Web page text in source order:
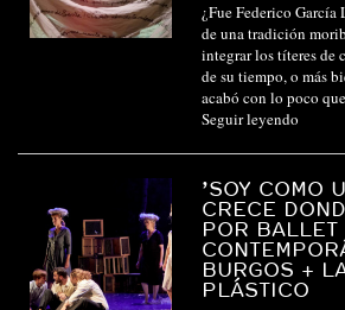
¿Fue Federico García
de una tradición
integrar los títeres de
de su tiempo, o más
acabó con lo poco
Seguir leyendo
’SOY COMO
CRECE
POR BALLET
BURGOS +
PLÁSTICO